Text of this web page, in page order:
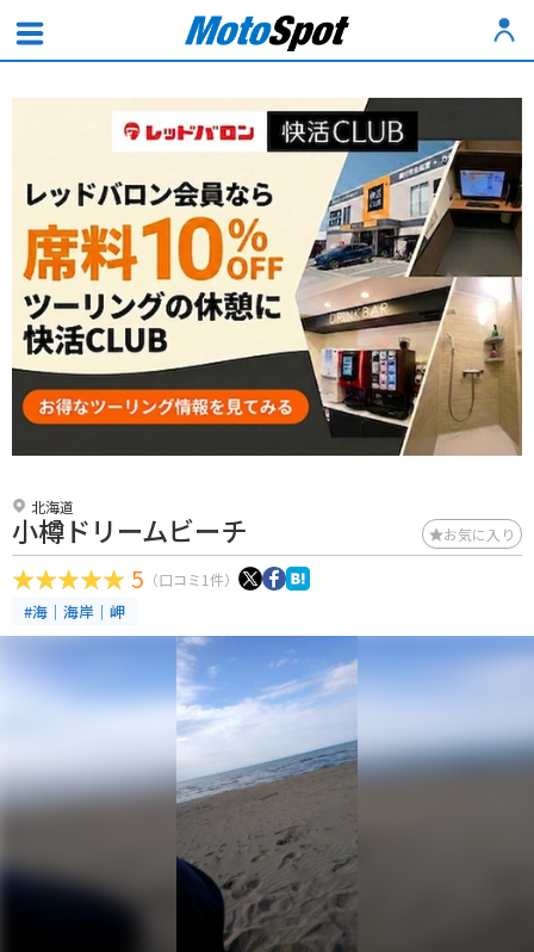
北海道
小樽ドリームビーチ お気に入り
5 （口コミ1件）
#海｜海岸｜岬